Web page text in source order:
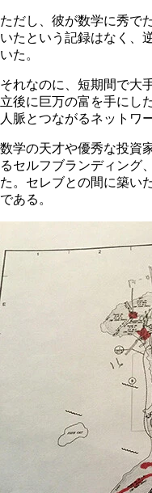
ただし、彼が数学に秀で
いたという記録はなく、
いた。
それなのに、短期間で大
立後に巨万の富を手にし
人脈とつながるネットワ
数学の天才や優秀な投資
るセルフブランディング
た。セレブとの間に築い
である。